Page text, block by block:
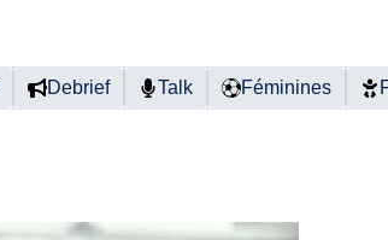
Debrief Talk Féminines